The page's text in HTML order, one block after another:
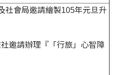
社會局邀請繪製105年元旦升
邀請辦理『「行旅」心智障